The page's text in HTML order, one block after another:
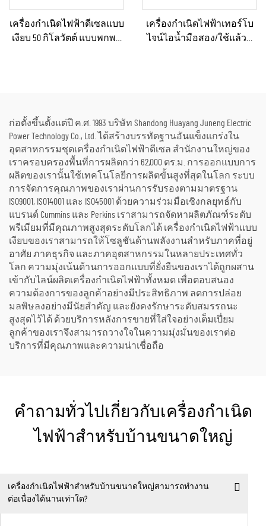
เครื่องกำเนิดไฟฟ้าดีเซลแบบ
เงียบ 50 กิโลวัตต์ แบบพกพา
เครื่องกำเนิดไฟฟ้าเทอร์โบ
ไจน์ไอน้ำมือสอง/ใช้แล้วที่
ก่อตั้งขึ้นตั้งแต่ปี ค.ศ. 1993 บริษัท Shandong Huayang Juneng Electric
Power Technology Co., Ltd. ได้สร้างบรรทัดฐานอันแข็งแกร่งใน
อุตสาหกรรมชุดเครื่องกำเนิดไฟฟ้าดีเซล สำนักงานใหญ่ของ
เราครอบครองพื้นที่การผลิตกว่า 62,000 ตร.ม. การออกแบบการ
ผลิตของเรานั้นใช้เทคโนโลยีการผลิตขั้นสูงที่สุดในโลก ระบบ
การจัดการคุณภาพของเราผ่านการรับรองตามมาตรฐาน
ISO9001, ISO14001 และ ISO45001 ด้วยความร่วมมือเชิงกลยุทธ์กับ
แบรนด์ Cummins และ Perkins เราสามารถจัดหาผลิตภัณฑ์ระดับ
พรีเมียมที่มีคุณภาพสูงสุดระดับโลกได้ เครื่องกำเนิดไฟฟ้าแบบ
เงียบของเราสามารถให้โซลูชันด้านพลังงานสำหรับภาคที่อยู่
อาศัย ภาคธุรกิจ และภาคอุตสาหกรรมในหลายประเทศทั่ว
โลก ความมุ่งเน้นด้านการออกแบบที่ยั่งยืนของเราได้ถูกผสาน
เข้ากับไลน์ผลิตเครื่องกำเนิดไฟฟ้าทั้งหมด เพื่อตอบสนอง
ความต้องการของลูกค้าอย่างมีประสิทธิภาพ ลดการปล่อย
มลพิษลงอย่างมีนัยสำคัญ และยังคงรักษาระดับสมรรถนะ
สูงสุดไว้ได้ ด้วยบริการหลังการขายที่ใส่ใจอย่างเต็มเปี่ยม
ลูกค้าของเราจึงสามารถวางใจในความมุ่งมั่นของเราต่อ
บริการที่มีคุณภาพและความน่าเชื่อถือ
คำถามทั่วไปเกี่ยวกับเครื่องกำเนิด
ไฟฟ้าสำหรับบ้านขนาดใหญ่
เครื่องกำเนิดไฟฟ้าสำหรับบ้านขนาดใหญ่สามารถทำงาน
ต่อเนื่องได้นานเท่าใด?